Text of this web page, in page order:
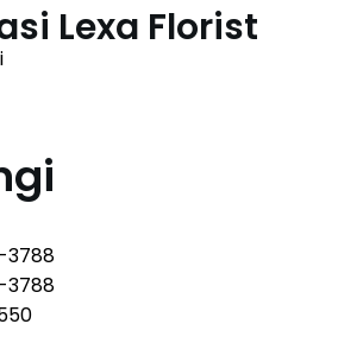
Lexa Florist
3788
3788